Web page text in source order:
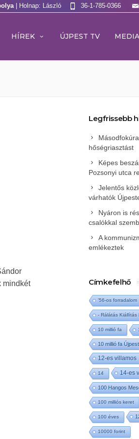
| Holnap: László 36-1-785-0366
HÍREK ÚJPEST TV
mindkét
Legfrissebb
hőségriasztást
Képes
Pozsonyi utca
Jelentős
várhatók
Nyáron is
csalókkal
A
emlékeztek
Címkefelhő
'56-os forradalom
- Rálátás Kiállítás
10 millió fa
10 millió fa
12-es villamos
14 14-es
100 Hangos
100 milliós keret
100 éves
10000 forint